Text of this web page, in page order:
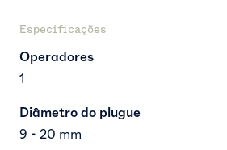
Especificações
Operadores
1
Diâmetro do plugue
9 - 20 mm